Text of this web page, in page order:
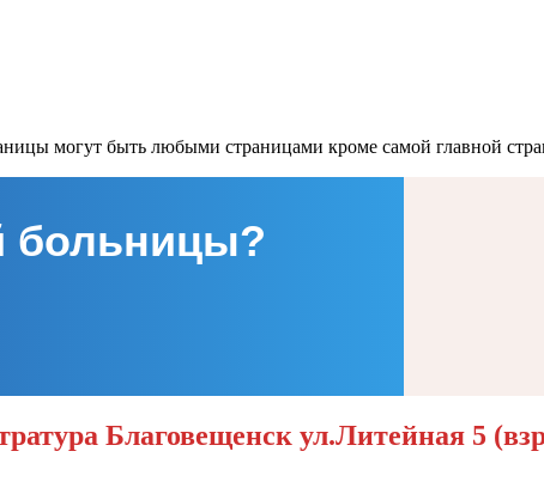
могут быть любыми страницами кроме самой главной
больницы?
Благовещенск ул.Литейная 5